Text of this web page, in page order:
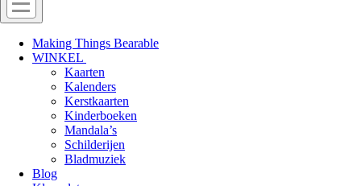
Menu
Off
canvas
Making Things Bearable
WINKEL
Kaarten
Kalenders
Kerstkaarten
Kinderboeken
Mandala’s
Schilderijen
Bladmuziek
Blog